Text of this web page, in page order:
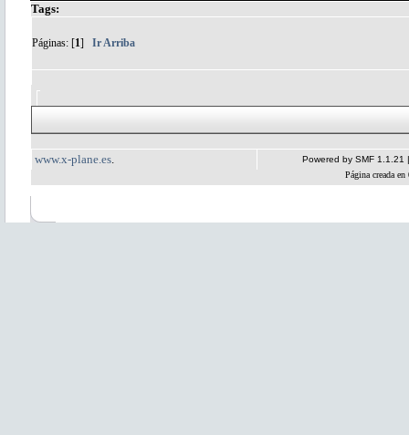
Tags:
Páginas: [1] Ir Arriba
www.x-plane.es Powered by SMF 1.1.21
Página creada